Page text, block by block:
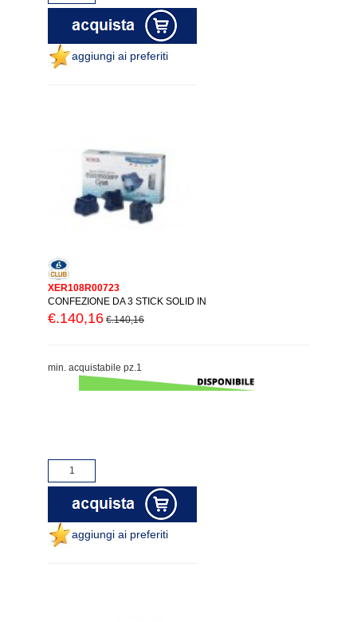
aggiungi ai preferiti
XER108R00723
CONFEZIONE DA 3 STICK SOLID IN
€.140,16 €.140,16
min. acquistabile pz.1
aggiungi ai preferiti